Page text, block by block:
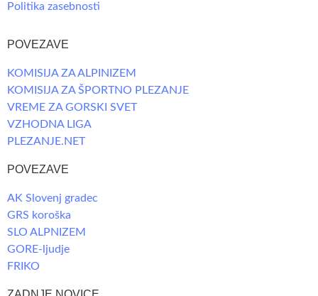
Politika zasebnosti
POVEZAVE
KOMISIJA ZA ALPINIZEM
KOMISIJA ZA ŠPORTNO PLEZANJE
VREME ZA GORSKI SVET
VZHODNA LIGA
PLEZANJE.NET
POVEZAVE
AK Slovenj gradec
GRS koroška
SLO ALPNIZEM
GORE-ljudje
FRIKO